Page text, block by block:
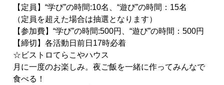
【定員】“学び”の時間:10名、“遊び”の時間：15名
（定員を超えた場合は抽選となります）
【参加費】“学び”の時間:500円、“遊び”の時間：500円
【締切】各活動日前日17時必着
☆ビストロてらこやハウス
月に一度のお楽しみ。夜ご飯を一緒に作ってみんなで
食べる！